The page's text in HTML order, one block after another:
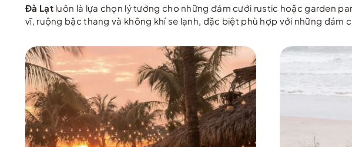
Đà Lạtluôn là lựa chọn lý tưởng cho những đám cưới rustic hoặc garden
vĩ, ruộng bậc thang và không khí se lạnh, đặc biệt phù hợp với những đám